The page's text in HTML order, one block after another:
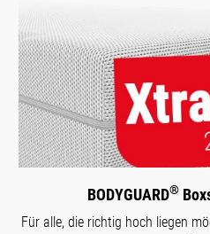
BODYGUARD®
Für alle, die richtig hoch liegen